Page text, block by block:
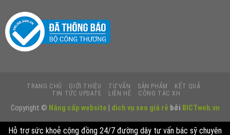
TRANG CHỦ GIỚI THIỆU TƯ VẤN SẢN PHẨM
KẾT QUẢ
TIN TỨC UPDATE
LIÊN HỆ CÔNG TÁC XH
Copyright © Nâng cấp website dich vụ seo giá rẻ bởi BICTweb.vn
Hỗ trợ sức khoẻ cộng đồng 24/7 đường dây tư vấn bác sỹ chuyên